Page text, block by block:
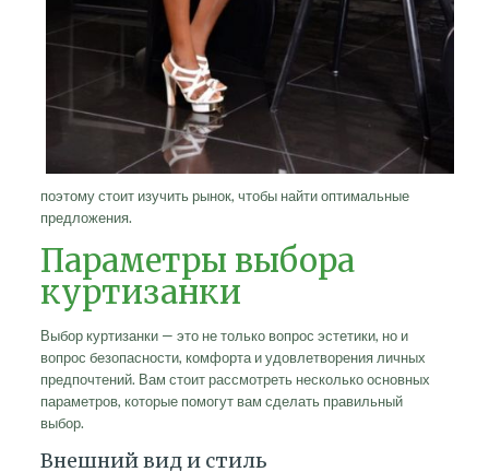
поэтому стоит изучить рынок, чтобы найти оптимальные
предложения.
Параметры выбора
куртизанки
Выбор куртизанки — это не только вопрос эстетики, но и
вопрос безопасности, комфорта и удовлетворения личных
предпочтений. Вам стоит рассмотреть несколько основных
параметров, которые помогут вам сделать правильный
выбор.
Внешний вид и стиль